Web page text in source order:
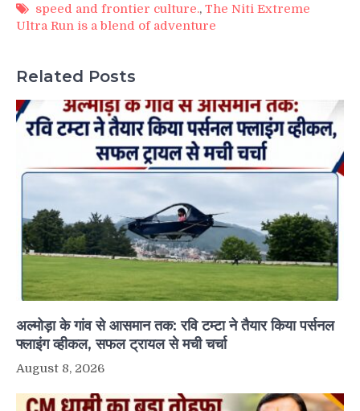
speed and frontier culture., The Niti Extreme
Ultra Run is a blend of adventure
Related Posts
अल्मोड़ा के गांव से आसमान तक: रवि टम्टा ने तैयार किया पर्सनल
फ्लाइंग व्हीकल, सफल ट्रायल से मची चर्चा
August 8, 2026